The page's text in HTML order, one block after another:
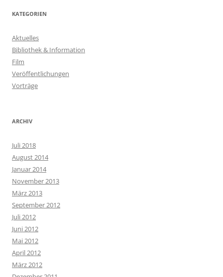
KATEGORIEN
Aktuelles
Bibliothek & Information
Film
Veröffentlichungen
Vorträge
ARCHIV
Juli 2018
August 2014
Januar 2014
November 2013
März 2013
September 2012
Juli 2012
Juni 2012
Mai 2012
April 2012
März 2012